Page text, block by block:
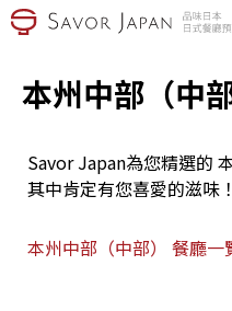
本州中部（中部
Savor Japan為您精選的
其中肯定有您喜愛的滋味！
本州中部（中部） 餐廳一